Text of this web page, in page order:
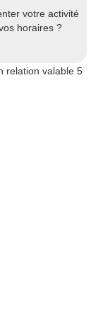
votre activité
horaires ?
relation valable 5